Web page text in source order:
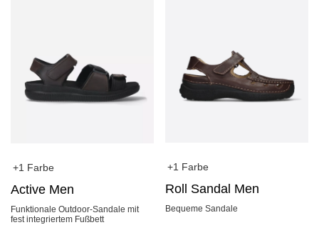
+1 Farbe
Active Men
Funktionale Outdoor-Sandale mit
fest integriertem Fußbett
+1 Farbe
Roll Sandal Men
Bequeme Sandale